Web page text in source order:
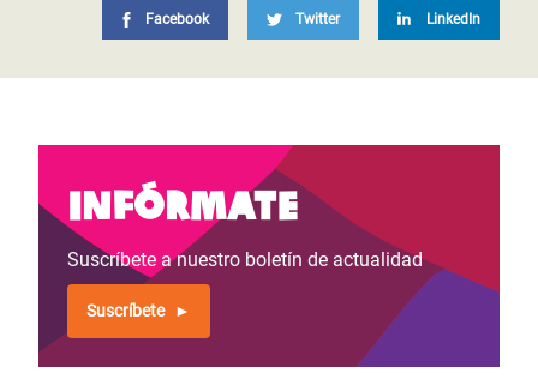
Facebook Twitter LinkedIn
Infórmate
Suscríbete a nuestro boletín de actualidad
Suscríbete